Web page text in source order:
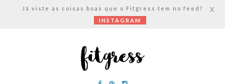
Já viste as coisas boas que o Fitgress tem no feed?
INSTAGRAM
X